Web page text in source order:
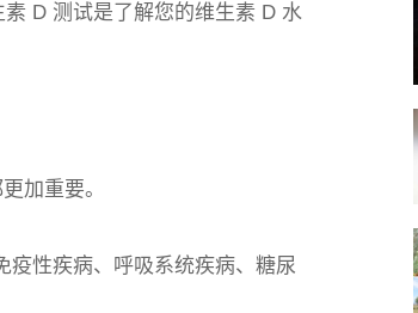
D 测试是了解您的维生素 D 水
加重要。
疫性疾病、呼吸系统疾病、糖尿